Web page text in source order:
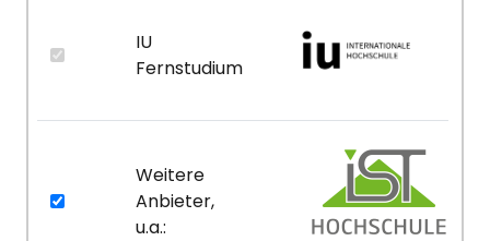
IU
Fernstudium
Weitere
Anbieter,
u.a.: